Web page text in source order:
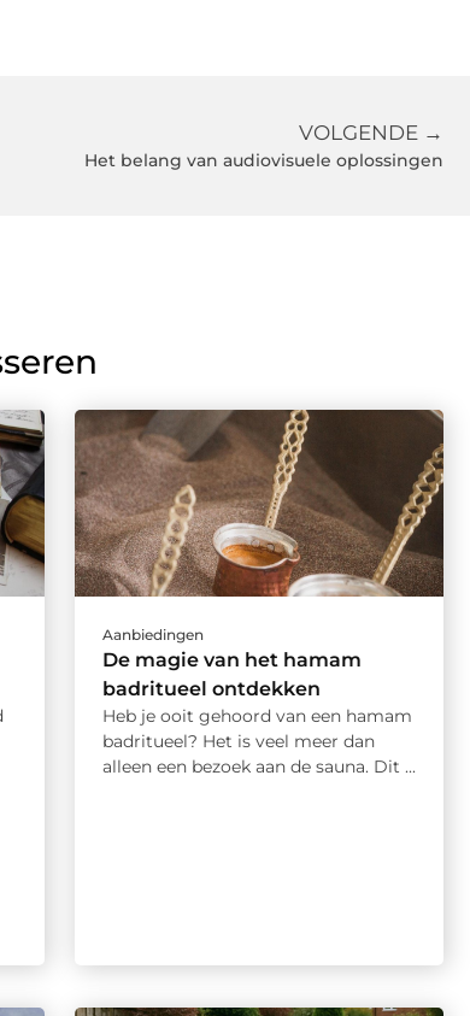
VOLGENDE →
Het belang van audiovisuele oplossingen
Aanbiedingen
De magie van het hamam
badritueel ontdekken
Heb je ooit gehoord van een hamam
badritueel? Het is veel meer dan
alleen een bezoek aan de sauna. Dit ...